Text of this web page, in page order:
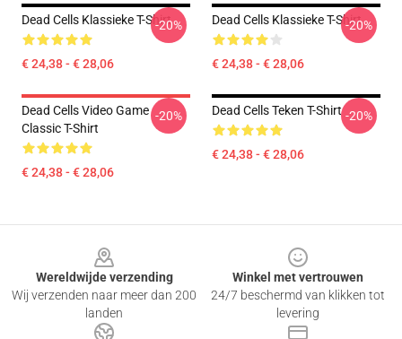
Dead Cells Klassieke T-Shirt
€ 24,38 - € 28,06
-20% Dead Cells Klassieke T-Shirt
€ 24,38 - € 28,06
-20%
Dead Cells Video Game
Classic T-Shirt
€ 24,38 - € 28,06
-20% Dead Cells Teken T-Shirt
€ 24,38 - € 28,06
-20%
Wereldwijde verzending
Wij verzenden naar meer dan 200
landen
Winkel met vertrouwen
24/7 beschermd van klikken tot
levering